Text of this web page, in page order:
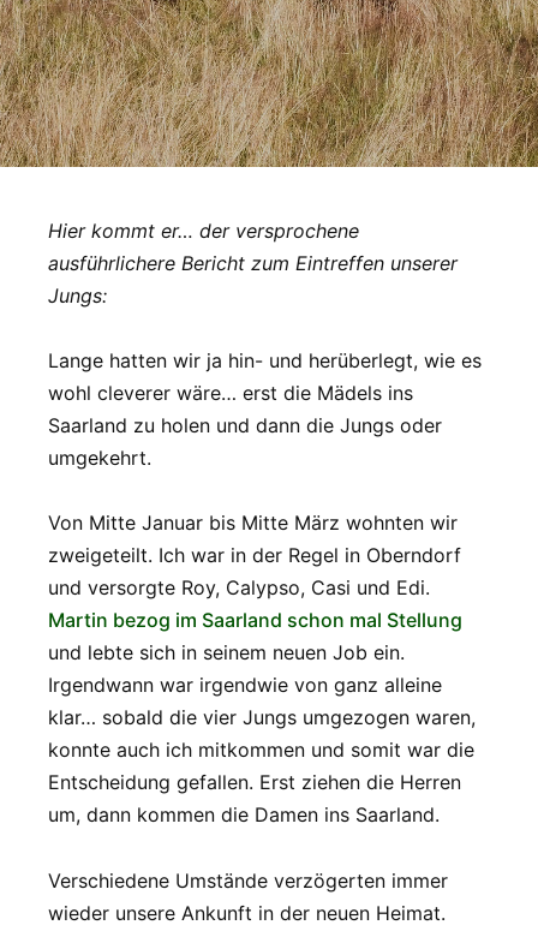
Hier kommt er… der versprochene
ausführlichere Bericht zum Eintreffen unserer
Jungs:
Lange hatten wir ja hin- und herüberlegt, wie es
wohl cleverer wäre… erst die Mädels ins
Saarland zu holen und dann die Jungs oder
umgekehrt.
Von Mitte Januar bis Mitte März wohnten wir
zweigeteilt. Ich war in der Regel in Oberndorf
und versorgte Roy, Calypso, Casi und Edi.
Martin bezog im Saarland schon mal Stellung
und lebte sich in seinem neuen Job ein.
Irgendwann war irgendwie von ganz alleine
klar… sobald die vier Jungs umgezogen waren,
konnte auch ich mitkommen und somit war die
Entscheidung gefallen. Erst ziehen die Herren
um, dann kommen die Damen ins Saarland.
Verschiedene Umstände verzögerten immer
wieder unsere Ankunft in der neuen Heimat.